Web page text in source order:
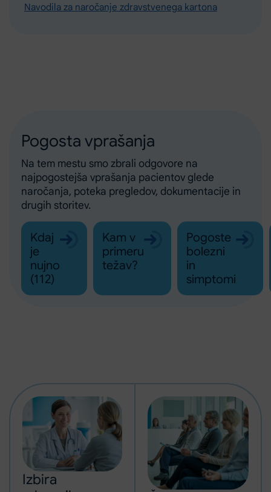
Navodila za naročanje zdravstvenega kartona
Pogosta vprašanja
Na tem mestu smo zbrali odgovore na
najpogostejša vprašanja pacientov glede
naročanja, poteka pregledov, dokumentacije in
drugih storitev.
Kdaj
je
nujno
(112)
Kam v
primeru
težav?
Pogoste
bolezni
in
simptomi
Izbira